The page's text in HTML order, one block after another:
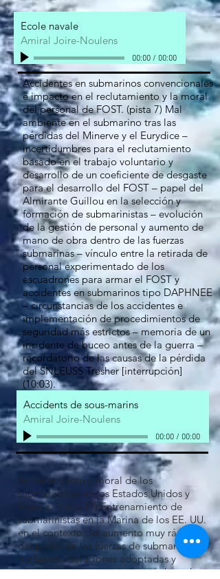
Ecole navale
Amiral Joire-Noulens
00:00/ 00:00
Accidentes en submarinos convencionales
e impacto en el reclutamiento y la moral
del personal de FOST. (pista 7) Mal
ambiente en el submarino tras las
pérdidas del Minerve y el Eurydice –
incertidumbres para el reclutamiento
basado en el trabajo voluntario y
desarrollo de un coeficiente de desgaste
para el desarrollo del FOST – papel del
Almirante Guillou en la selección y
formación de submarinistas – evolución
de la gestión de personal y aumento de
mano de obra dentro de las fuerzas
submarinas – vínculo entre la retirada de
personal experimentado de los
escuadrones para armar el FOST y
accidentes en submarinos tipo DAPHNEE
– circunstancias de los accidentes e
implementación de procedimientos de
seguridad más estrictos – memoria de un
incidente de buceo antes de la guerra –
recordatorio de las causas de la pérdida
del SNLEUSS Tresher [interrupción]
(10:03).
Accidents de sous-marins
Amiral Joire-Noulens
00:00/ 00:00
Entrenamiento y moral de los
submarinistas en los Estados Unidos y
Francia. (pista 17) Entrenamiento de
submarinistas en la Marina de los EE. UU.
en el contexto del aumento muy rápido
del poder de las fuerzas de submarinos
nucleares - soluciones adoptadas y
consecuencias - modelo francés basado